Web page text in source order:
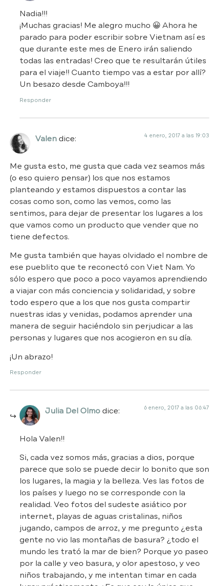
Nadia!!!
¡Muchas gracias! Me alegro mucho 😀 Ahora he
parado para poder escribir sobre Vietnam así es
que durante este mes de Enero irán saliendo
todas las entradas! Creo que te resultarán útiles
para el viaje!! Cuanto tiempo vas a estar por allí?
Un besazo desde Camboya!!!
Responder
Valendice: 4 enero, 2017 a las 19:03
Me gusta esto, me gusta que cada vez seamos más
(o eso quiero pensar) los que nos estamos
planteando y estamos dispuestos a contar las
cosas como son, como las vemos, como las
sentimos, para dejar de presentar los lugares a los
que vamos como un producto que vender que no
tiene defectos.
Me gusta también que hayas olvidado el nombre de
ese pueblito que te reconectó con Viet Nam. Yo
sólo espero que poco a poco vayamos aprendiendo
a viajar con más conciencia y solidaridad, y sobre
todo espero que a los que nos gusta compartir
nuestras idas y venidas, podamos aprender una
manera de seguir haciéndolo sin perjudicar a las
personas y lugares que nos acogieron en su día.
¡Un abrazo!
Responder
Julia Del Olmodice: 6 enero, 2017 a las 06:47
Hola Valen!!
Si, cada vez somos más, gracias a dios, porque
parece que solo se puede decir lo bonito que son
los lugares, la magia y la belleza. Ves las fotos de
los países y luego no se corresponde con la
realidad. Veo fotos del sudeste asiático por
internet, playas de aguas cristalinas, niños
jugando, campos de arroz, y me pregunto ¿esta
gente no vio las montañas de basura? ¿todo el
mundo les trató la mar de bien? Porque yo paseo
por la calle y veo basura, y olor apestoso, y veo
niños trabajando, y me intentan timar en cada